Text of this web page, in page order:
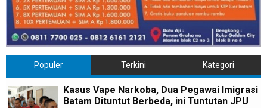
Populer Terkini Kategori
Kasus Vape Narkoba, Dua Pegawai Imigrasi
Batam Dituntut Berbeda, ini Tuntutan JPU